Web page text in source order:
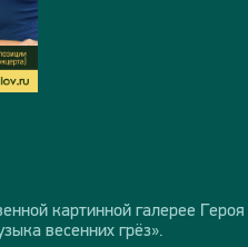
картинной галерее
весенних грёз».